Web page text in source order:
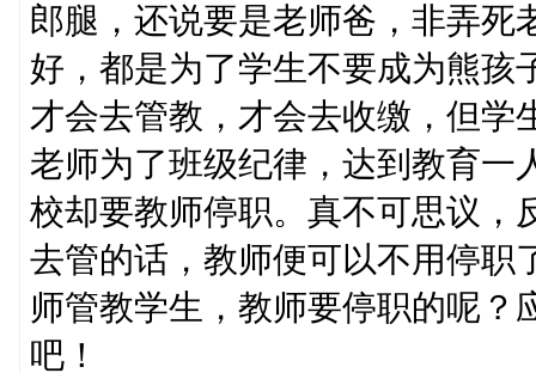
郎腿，还说要是老师爸，非弄死
好，都是为了学生不要成为熊孩
才会去管教，才会去收缴，但学
老师为了班级纪律，达到教育一
校却要教师停职。真不可思议，
去管的话，教师便可以不用停职
师管教学生，教师要停职的呢？
吧！